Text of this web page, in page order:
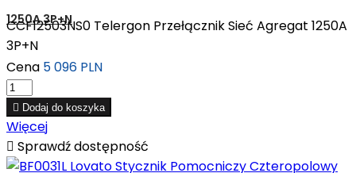
1250A 3P+N
CCF12503NS0 Telergon Przełącznik Sieć Agregat 1250A
3P+N
Cena 5 096 PLN
 Dodaj do koszyka
Więcej
 Sprawdź dostępność